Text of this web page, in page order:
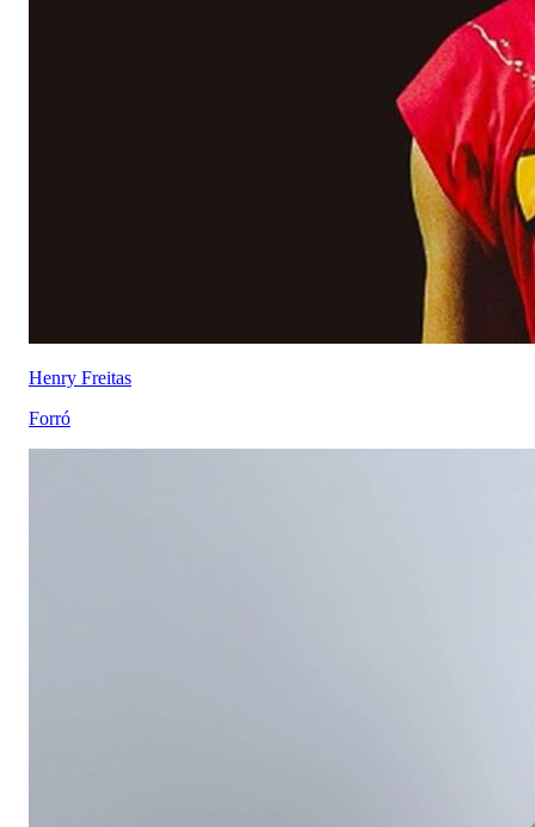
Henry Freitas
Forró